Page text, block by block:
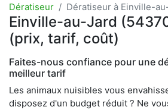
Dératiseur Dératiseur à Einville-
Einville-au-Jard
(prix, tarif, coût)
Faites-nous confiance pour une
meilleur tarif
Les animaux nuisibles vous
disposez d'un budget réduit ? Ne